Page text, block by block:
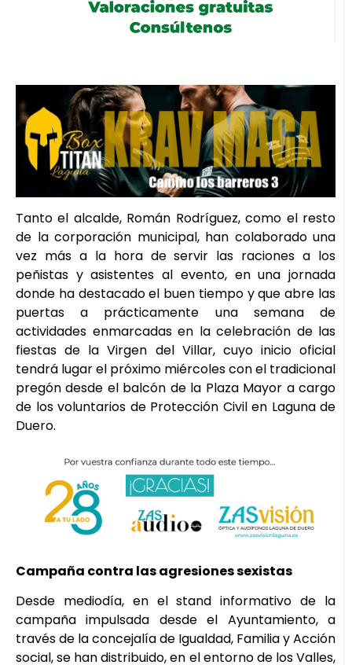
Tanto el alcalde, Román Rodríguez, como el resto
de la corporación municipal, han colaborado una
vez más a la hora de servir las raciones a los
peñistas y asistentes al evento, en una jornada
donde ha destacado el buen tiempo y que abre las
puertas a prácticamente una semana de
actividades enmarcadas en la celebración de las
fiestas de la Virgen del Villar, cuyo inicio oficial
tendrá lugar el próximo miércoles con el tradicional
pregón desde el balcón de la Plaza Mayor a cargo
de los voluntarios de Protección Civil en Laguna de
Duero.
Campaña contra las agresiones sexistas
Desde mediodía, en el stand informativo de la
campaña impulsada desde el Ayuntamiento, a
través de la concejalía de Igualdad, Familia y Acción
social, se han distribuido, en el entorno de los Valles,